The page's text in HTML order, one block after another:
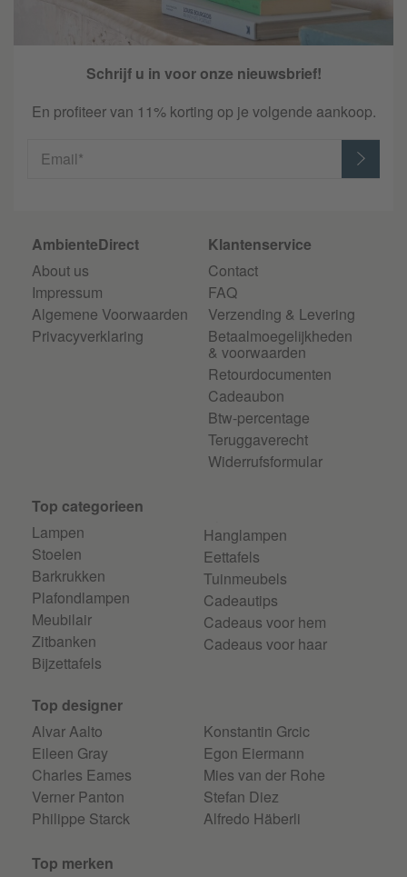
Schrijf u in voor onze nieuwsbrief!
En profiteer van 11% korting op je volgende aankoop.
Email*
AmbienteDirect
About us
Impressum
Algemene Voorwaarden
Privacyverklaring
Klantenservice
Contact
FAQ
Verzending & Levering
Betaalmoegelijkheden
& voorwaarden
Retourdocumenten
Cadeaubon
Btw-percentage
Teruggaverecht
Widerrufsformular
Top categorieen
Lampen
Stoelen
Barkrukken
Plafondlampen
Meubilair
Zitbanken
Bijzettafels
Hanglampen
Eettafels
Tuinmeubels
Cadeautips
Cadeaus voor hem
Cadeaus voor haar
Top designer
Alvar Aalto
Eileen Gray
Charles Eames
Verner Panton
Philippe Starck
Konstantin Grcic
Egon Eiermann
Mies van der Rohe
Stefan Diez
Alfredo Häberli
Top merken